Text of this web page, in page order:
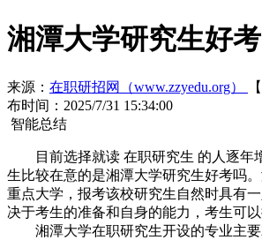
湘潭大学研究生好
来源： 在职研招网（www.zzyedu.org） 【
布时间：2025/7/31 15:34:00
智能总结
目前选择就读 在职研究生 的人逐年
生比较在意的是湘潭大学研究生好考吗
重点大学，报考该校研究生自然时具有
决于考生的准备和自身的能力，考生可以
湘潭大学在职研究生开设的专业主要